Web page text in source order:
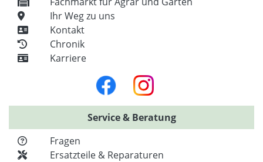
Ihr Weg zu uns
Kontakt
Chronik
Karriere
Service & Beratung
Fragen
Ersatzteile & Reparaturen